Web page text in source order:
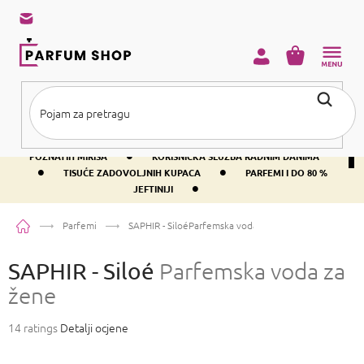
sadržaj
BESPLATNA DOSTAVA IZNAD PRIBLIŽNO 37 € •
400+ SVJETSKI
POZNATIH MIRISA
• KORISNIČKA SLUŽBA RADNIM DANIMA
• TISUĆE ZADOVOLJNIH KUPACA •
PARFEMI I DO 80 %
JEFTINIJI
•
KOŠARICA
PočetnaParfemi SAPHIR - SiloéParfemska voda za žene
SAPHIR - Siloé Parfemska voda za
žene
Prosječna
14 ratings Detalji ocjene